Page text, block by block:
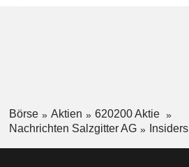
Börse Aktien
620200 Aktie
Nachrichten Salzgitter AG
Insiders